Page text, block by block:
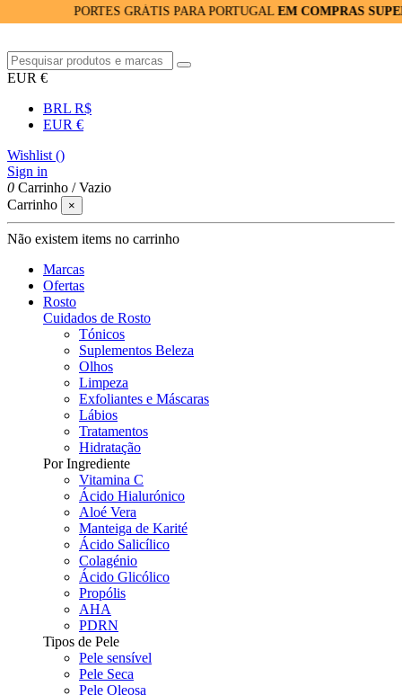
PORTES GRÁTIS PARA PORTUGALEM COMPRAS SUPERIORES
EUR €
BRL R$
EUR €
Wishlist ()
Sign in
0 Carrinho /Vazio
Carrinho
×
Não existem items no carrinho
Marcas
Ofertas
Rosto
Cuidados de Rosto
Tónicos
Suplementos Beleza
Olhos
Limpeza
Exfoliantes e Máscaras
Lábios
Tratamentos
Hidratação
Por Ingrediente
Vitamina C
Ácido Hialurónico
Aloé Vera
Manteiga de Karité
Ácido Salicílico
Colagénio
Ácido Glicólico
Propólis
AHA
PDRN
Tipos de Pele
Pele sensível
Pele Seca
Pele Oleosa